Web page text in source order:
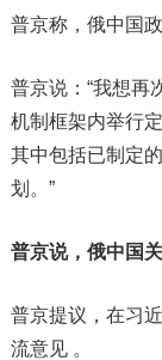
普京称，俄中国
普京说：“我想再
机制框架内举行
其中包括已制定
划。”
普京说，俄中国
普京提议，在习
流意见 。